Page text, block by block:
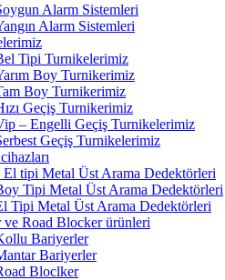
Alarm Sistemleri
Alarm Sistemleri
Tipi Turnikelerimiz
Boy Turnikerimiz
Boy Turnikerimiz
Geçiş Turnikerimiz
– Engelli Geçiş Turnikelerimiz
Geçiş Turnikelerimiz
tipi Metal Üst Arama Dedektörleri
Tipi Metal Üst Arama Dedektörleri
Tipi Metal Üst Arama Dedektörleri
ve Road Blocker ürünleri
Bariyerler
Bariyerler
Bloclker